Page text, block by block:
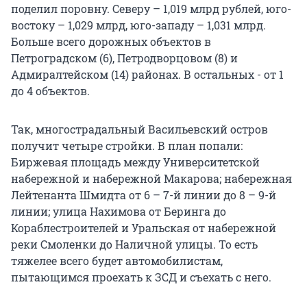
поделил поровну. Северу – 1,019 млрд рублей, юго-
востоку – 1,029 млрд, юго-западу – 1,031 млрд.
Больше всего дорожных объектов в
Петроградском (6), Петродворцовом (8) и
Адмиралтейском (14) районах. В остальных - от 1
до 4 объектов.
Так, многострадальный Васильевский остров
получит четыре стройки. В план попали:
Биржевая площадь между Университетской
набережной и набережной Макарова; набережная
Лейтенанта Шмидта от 6 – 7-й линии до 8 – 9-й
линии; улица Нахимова от Беринга до
Кораблестроителей и Уральская от набережной
реки Смоленки до Наличной улицы. То есть
тяжелее всего будет автомобилистам,
пытающимся проехать к ЗСД и съехать с него.